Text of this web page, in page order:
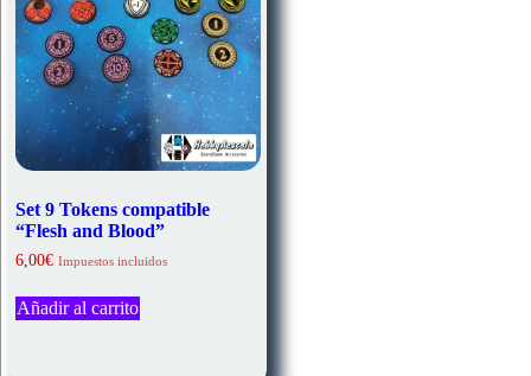
Set 9 Tokens compatible
“Flesh and Blood”
6,00€ Impuestos incluidos
Añadir al carrito